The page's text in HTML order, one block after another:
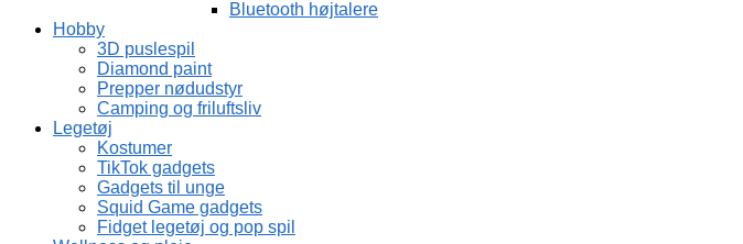
Bluetooth højtalere
Hobby
3D puslespil
Diamond paint
Prepper nødudstyr
Camping og friluftsliv
Legetøj
Kostumer
TikTok gadgets
Gadgets til unge
Squid Game gadgets
Fidget legetøj og pop spil